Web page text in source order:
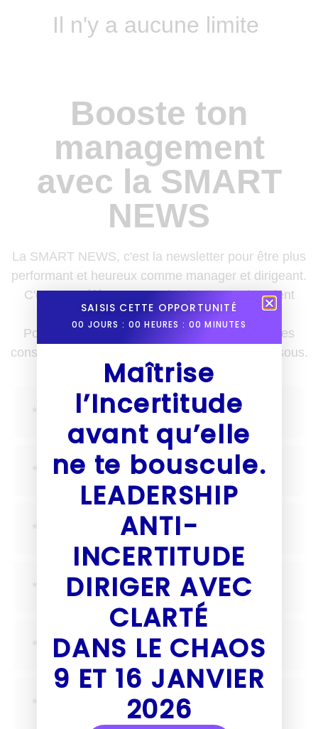
Il n'y a aucune limite
Booste ton
management
avec la SMART
NEWS
La SMART NEWS, c'est la newsletter pour être plus
performant et heureux comme manager et dirigeant.
C'est une référence pour les leaders qui veulent
enrichir leurs boîtes à outils.
Pour recevoir des nouvelles, des astuces et des
conseils une fois par semaine, inscris-toi ci-dessous.
SAISIS CETTE OPPORTUNITÉ
00 JOURS : 00 HEURES : 00 MINUTES
Maîtrise
l’Incertitude
avant qu’elle
ne te bouscule.
LEADERSHIP
ANTI-
INCERTITUDE
DIRIGER AVEC
CLARTÉ
DANS LE CHAOS
9 ET 16 JANVIER
2026